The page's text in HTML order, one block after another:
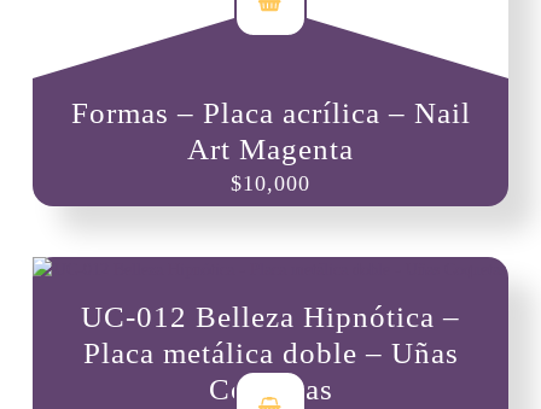
Formas – Placa acrílica – Nail
Art Magenta
$10,000
UC-012 Belleza Hipnótica –
Placa metálica doble – Uñas
Coquetas